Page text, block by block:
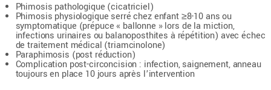
Phimosis pathologique (cicatriciel)
Phimosis physiologique serré chez enfant ≥8-10 ans ou
symptomatique (prépuce « ballonne » lors de la miction,
infections urinaires ou balanoposthites à répétition) avec échec
de traitement médical (triamcinolone)
Paraphimosis (post réduction)
Complication post-circoncision : infection, saignement, anneau
toujours en place 10 jours après l’intervention